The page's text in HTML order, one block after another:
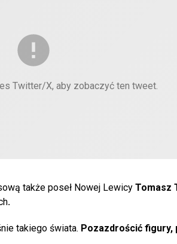
Twitter/X, aby zobaczyć ten tweet.
także poseł Nowej Lewicy Tomasz
.
takiego świata. Pozazdrościć figury,